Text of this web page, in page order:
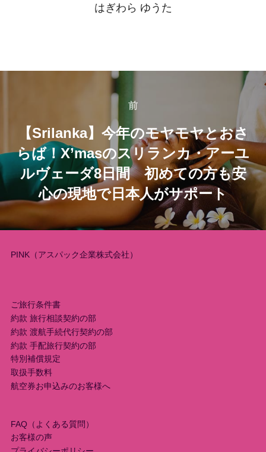
はぎわら ゆうた
ビ
ゲ
ー
ン
前
前
【Srilanka】今年のモヤモヤとおさ
らば！X’masのスリランカ・アーユ
ルヴェーダ8日間 初めての方も安
心の現地で日本人がサポート
PINK（アスパック企業株式会社）
ご旅行条件書
約款 旅行相談契約の部
約款 渡航手続代行契約の部
約款 手配旅行契約の部
特別補償規定
取扱手数料
航空券お申込みのお客様へ
FAQ（よくある質問）
お客様の声